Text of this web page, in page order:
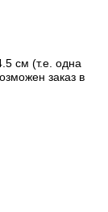
см (т.е. одна
заказ в